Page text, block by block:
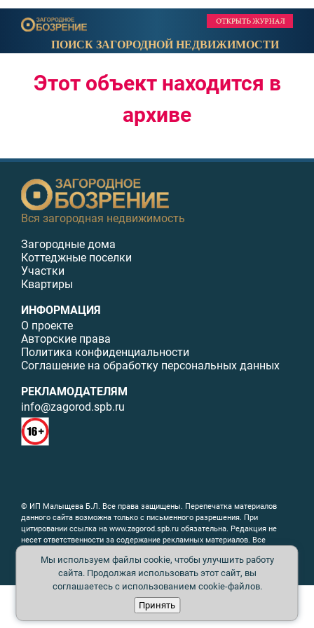
ПОИСК ЗАГОРОДНОЙ НЕДВИЖИМОСТИ
Этот объект находится в
архиве
Вся загородная недвижимость
Загородные дома
Коттеджные поселки
Участки
Квартиры
ИНФОРМАЦИЯ
О проекте
Авторские права
Политика конфиденциальности
Соглашение на обработку персональных данных
РЕКЛАМОДАТЕЛЯМ
info@zagorod.spb.ru
© ИП Малыщева Б.Л. Все права защищены. Перепечатка материалов
данного сайта возможна только с письменного разрешения. При
цитировании ссылка на www.zagorod.spb.ru обязательна. Редакция не
несет ответственности за содержание рекламных материалов. Все
лицензии. Перепечатка любых материалов без письменного согласия
издателя запрещена.
Мы используем файлы cookie, чтобы улучшить работу
сайта. Продолжая использовать этот сайт, вы
соглашаетесь с использованием cookie-файлов.
Принять